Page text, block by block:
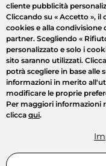
cliente pubblicità
Cliccando su « Accetto », il
cookies e alla
partner. Scegliendo «
personalizzato e solo i
sito saranno utilizzati.
potrà scegliere in base alle
informazioni in merito
modificare le proprie
Per maggiori informazioni
clicca qui.